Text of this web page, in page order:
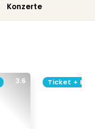
Konzerte
3.6 Ticket +